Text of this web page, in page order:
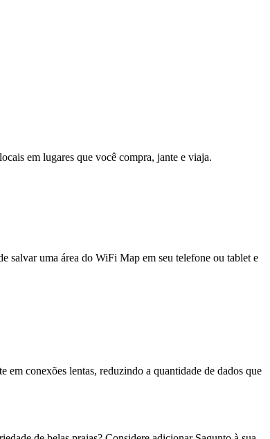
em lugares que você compra, jante e viaja.
salvar uma área do WiFi Map em seu telefone ou tablet e
conexões lentas, reduzindo a quantidade de dados que